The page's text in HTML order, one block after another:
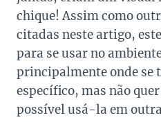
chique! Assim como
citadas neste artigo,
para se usar no
principalmente onde se
específico, mas não
possível usá-la em